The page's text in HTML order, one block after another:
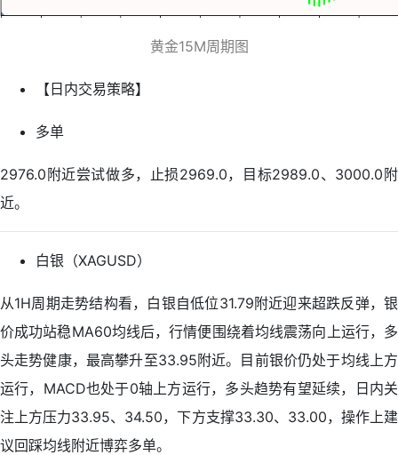
黄金15M周期图
【日内交易策略】
多单
2976.0附近尝试做多，止损2969.0，目标2989.0、3000.0附
近。
白银（XAGUSD）
从1H周期走势结构看，白银自低位31.79附近迎来超跌反弹，银
价成功站稳MA60均线后，行情便围绕着均线震荡向上运行，多
头走势健康，最高攀升至33.95附近。目前银价仍处于均线上方
运行，MACD也处于0轴上方运行，多头趋势有望延续，日内关
注上方压力33.95、34.50，下方支撑33.30、33.00，操作上建
议回踩均线附近博弈多单。